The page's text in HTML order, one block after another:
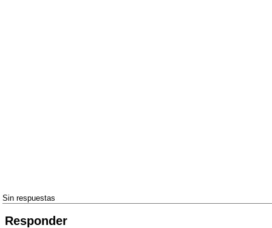
Sin respuestas
Responder